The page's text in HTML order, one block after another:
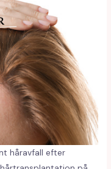
håravfall efter